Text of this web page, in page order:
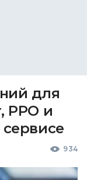
для
РРО и
934